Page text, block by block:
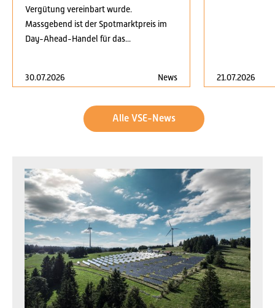
Vergütung vereinbart wurde.
Massgebend ist der Spotmarktpreis im
Day-Ahead-Handel für das...
30.07.2026 News 21.07.2026
Alle VSE-News